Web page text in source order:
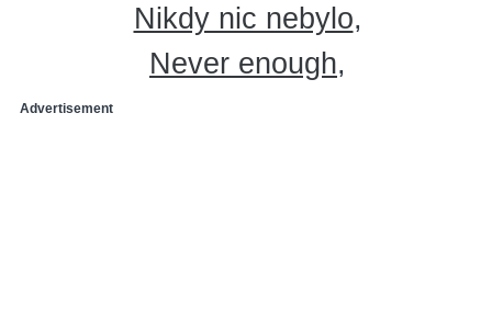
Nikdy nic nebylo
Never enough
Advertisement